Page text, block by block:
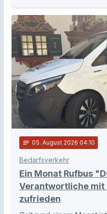
notes 05. August 2026 04:10
Bedarfsverkehr
Ein Monat Rufbus
Verantwortliche mit
zufrieden